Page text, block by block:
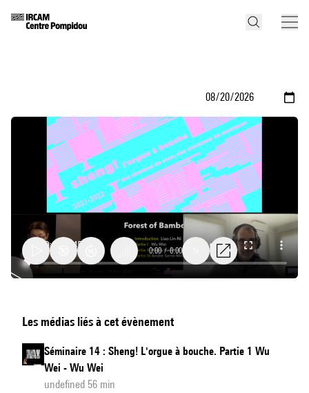
14
:
Sheng!
L'orgue
0:00 / 0:00
Les médias liés à cet évènement
Séminaire 14 : Sheng! L'orgue à bouche. Partie 1 Wu
Wei - Wu Wei
undefined 56 min